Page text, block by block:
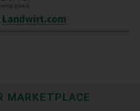
MARKETPLACE